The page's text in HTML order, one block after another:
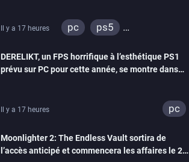
Il y a 17 heures pc
ps5
DERELIKT, un FPS horrifique à l’esthétique PS1
prévu sur PC pour cette année, se montre dans
Il y a 17 heures pc
Moonlighter 2: The Endless Vault sortira de
l’accès anticipé et commencera les affaires le 2